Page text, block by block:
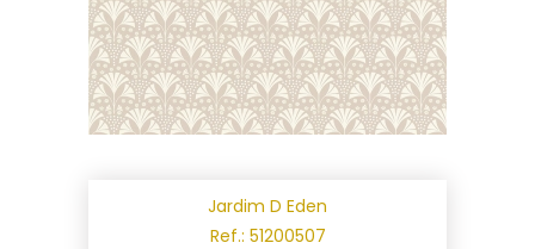
Jardim D Eden
Ref.: 51200507